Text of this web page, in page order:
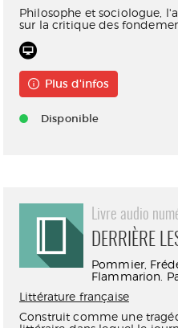
Philosophe et sociologue,
sur la critique des
Plus d'infos
Disponible
Livre audio
DERRIÈRE
Pommier,
Flammarion.
Littérature française
Construit comme une